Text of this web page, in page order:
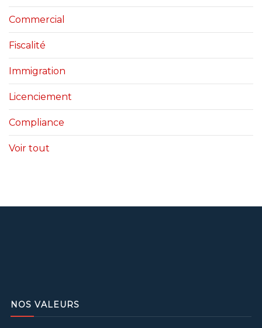
Commercial
Fiscalité
Immigration
Licenciement
Compliance
Voir tout
NOS VALEURS